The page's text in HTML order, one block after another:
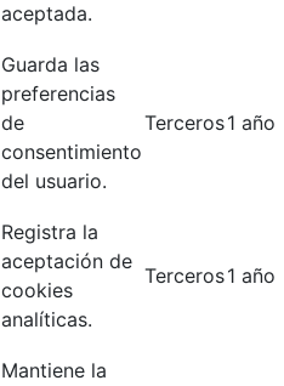
aceptada.
Guarda las
preferencias
de
consentimiento
del usuario.
Terceros1 año
Registra la
aceptación de
cookies
analíticas.
Terceros1 año
Mantiene la